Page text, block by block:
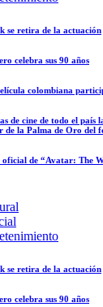
se retira de la actuación
celebra sus 90 años
colombiana
de cine de todo el país
de la Palma de Oro del
de “Avatar: The
se retira de la actuación
celebra sus 90 años